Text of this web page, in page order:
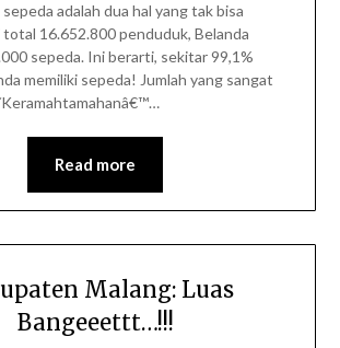
sepeda adalah dua hal yang tak bisa
total 16.652.800 penduduk, Belanda
sepeda. Ini berarti, sekitar 99,1%
memiliki sepeda! Jumlah yang sangat
Read more
Malang: Luas
Bangeeettt…!!!